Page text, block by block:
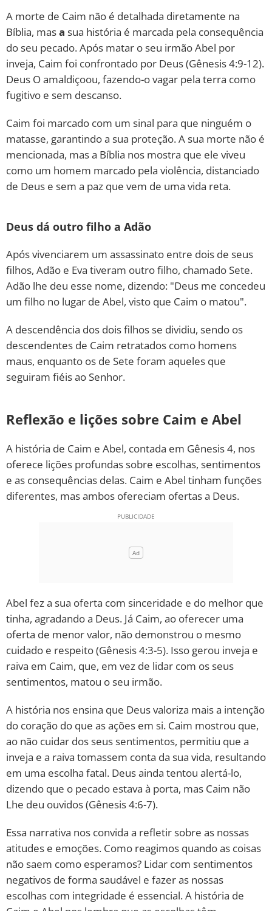
A morte de Caim não é detalhada diretamente na
Bíblia, masa sua história é marcada pela consequência
do seu pecado. Após matar o seu irmão Abel por
inveja, Caim foi confrontado por Deus (Gênesis 4:9-12).
Deus O amaldiçoou, fazendo-o vagar pela terra como
fugitivo e sem descanso.
Caim foi marcado com um sinal para que ninguém o
matasse, garantindo a sua proteção. A sua morte não é
mencionada, mas a Bíblia nos mostra que ele viveu
como um homem marcado pela violência, distanciado
de Deus e sem a paz que vem de uma vida reta.
Deus dá outro filho a Adão
Após vivenciarem um assassinato entre dois de seus
filhos, Adão e Eva tiveram outro filho, chamado Sete.
Adão lhe deu esse nome, dizendo: "Deus me concedeu
um filho no lugar de Abel, visto que Caim o matou".
A descendência dos dois filhos se dividiu, sendo os
descendentes de Caim retratados como homens
maus, enquanto os de Sete foram aqueles que
seguiram fiéis ao Senhor.
Reflexão e lições sobre Caim e Abel
A história de Caim e Abel, contada em Gênesis 4, nos
oferece lições profundas sobre escolhas, sentimentos
e as consequências delas. Caim e Abel tinham funções
diferentes, mas ambos ofereciam ofertas a Deus.
Abel fez a sua oferta com sinceridade e do melhor que
tinha, agradando a Deus. Já Caim, ao oferecer uma
oferta de menor valor, não demonstrou o mesmo
cuidado e respeito (Gênesis 4:3-5). Isso gerou inveja e
raiva em Caim, que, em vez de lidar com os seus
sentimentos, matou o seu irmão.
A história nos ensina que Deus valoriza mais a intenção
do coração do que as ações em si. Caim mostrou que,
ao não cuidar dos seus sentimentos, permitiu que a
inveja e a raiva tomassem conta da sua vida, resultando
em uma escolha fatal. Deus ainda tentou alertá-lo,
dizendo que o pecado estava à porta, mas Caim não
Lhe deu ouvidos (Gênesis 4:6-7).
Essa narrativa nos convida a refletir sobre as nossas
atitudes e emoções. Como reagimos quando as coisas
não saem como esperamos? Lidar com sentimentos
negativos de forma saudável e fazer as nossas
escolhas com integridade é essencial. A história de